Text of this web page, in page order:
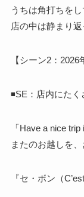
うちは角打ちをし
店の中は静まり返
【シーン2：2026
◾️SE：店内にた
「Have a nice trip
またのお越しを
『セ・ボン（